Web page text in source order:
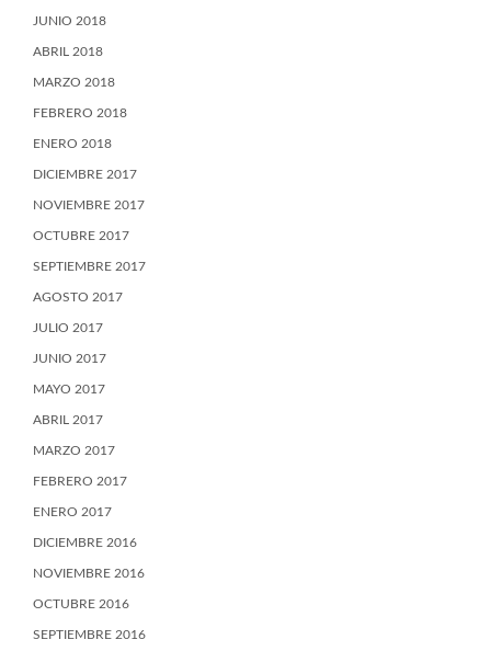
JUNIO 2018
ABRIL 2018
MARZO 2018
FEBRERO 2018
ENERO 2018
DICIEMBRE 2017
NOVIEMBRE 2017
OCTUBRE 2017
SEPTIEMBRE 2017
AGOSTO 2017
JULIO 2017
JUNIO 2017
MAYO 2017
ABRIL 2017
MARZO 2017
FEBRERO 2017
ENERO 2017
DICIEMBRE 2016
NOVIEMBRE 2016
OCTUBRE 2016
SEPTIEMBRE 2016